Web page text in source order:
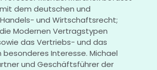
dem deutschen und
und Wirtschaftsrecht;
Modernen Vertragstypen
das Vertriebs- und das
besonderes Interesse. Michael
und Geschäftsführer der